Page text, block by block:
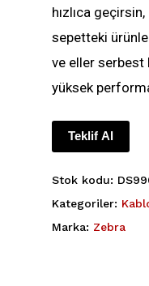
hızlıca
sepetteki
ve eller serbest
yüksek
Teklif Al
Stok kodu:
Kategoriler:
Marka: Zebra